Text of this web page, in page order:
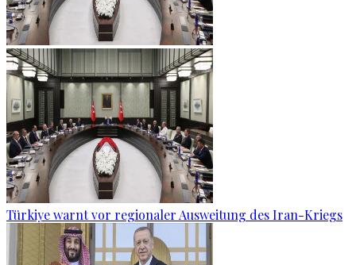
Türkiye warnt vor regionaler Ausweitung des Iran-Kriegs